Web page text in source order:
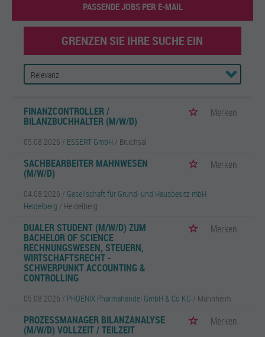
PASSENDE JOBS PER E-MAIL
GRENZEN SIE IHRE SUCHE EIN
FINANZCONTROLLER /
BILANZBUCHHALTER (M/W/D)
Merken
05.08.2026 / ESSERT GmbH / Bruchsal
SACHBEARBEITER MAHNWESEN
(M/W/D)
Merken
04.08.2026 / Gesellschaft für Grund- und Hausbesitz mbH
Heidelberg / Heidelberg
DUALER STUDENT (M/W/D) ZUM
BACHELOR OF SCIENCE
RECHNUNGSWESEN, STEUERN,
WIRTSCHAFTSRECHT -
SCHWERPUNKT ACCOUNTING &
CONTROLLING
Merken
05.08.2026 / PHOENIX Pharmahandel GmbH & Co KG / Mannheim
PROZESSMANAGER BILANZANALYSE
(M/W/D) VOLLZEIT / TEILZEIT
Merken